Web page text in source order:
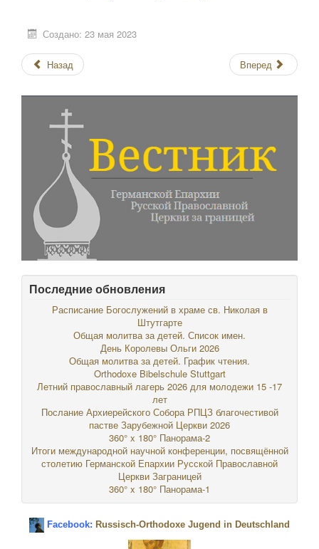
Создано: 23 мая 2023
Назад Вперед
Последние обновления
Расписание Богослужений в храме св. Николая в
Штутгарте
Общая молитва за детей. Список имен.
День Королевы Ольги 2026
Общая молитва за детей. График чтения.
Orthodoxe Bibelschule Stuttgart
Летний православный лагерь 2026 для молодежи 15 -17
лет
Послание Архиерейского Собора РПЦЗ благочестивой
пастве Зарубежной Церкви 2026
360° x 180° Панорама-2
Итоги международной научной конференции, посвящённой
столетию Германской Епархии Русской Православной
Церкви Заграницей
360° x 180° Панорама-1
Facebook: Russisch-Orthodoxe Jugend in Deutschland